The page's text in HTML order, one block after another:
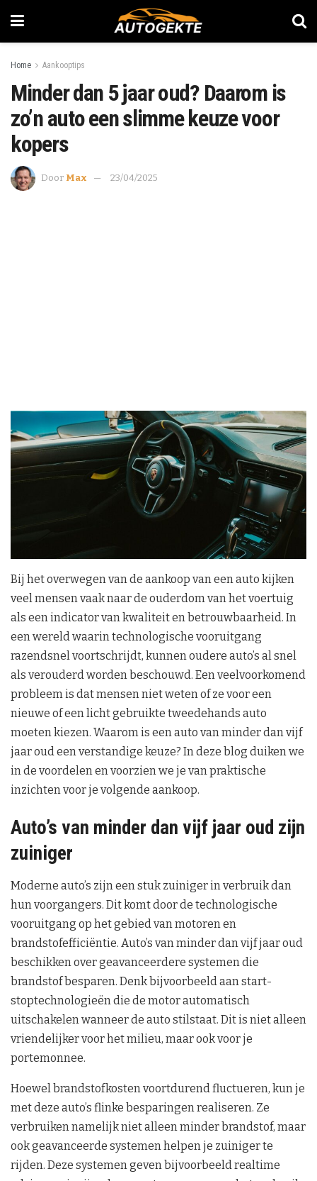
Home Aankooptips
Minder dan 5 jaar oud? Daarom is
zo’n auto een slimme keuze voor
kopers
Door Max 23/04/2025
Bij het overwegen van de aankoop van een auto kijken
veel mensen vaak naar de ouderdom van het voertuig
als een indicator van kwaliteit en betrouwbaarheid. In
een wereld waarin technologische vooruitgang
razendsnel voortschrijdt, kunnen oudere auto’s al snel
als verouderd worden beschouwd. Een veelvoorkomend
probleem is dat mensen niet weten of ze voor een
nieuwe of een licht gebruikte tweedehands auto
moeten kiezen. Waarom is een auto van minder dan vijf
jaar oud een verstandige keuze? In deze blog duiken we
in de voordelen en voorzien we je van praktische
inzichten voor je volgende aankoop.
Auto’s van minder dan vijf jaar oud zijn
zuiniger
Moderne auto’s zijn een stuk zuiniger in verbruik dan
hun voorgangers. Dit komt door de technologische
vooruitgang op het gebied van motoren en
brandstofefficiëntie. Auto’s van minder dan vijf jaar oud
beschikken over geavanceerdere systemen die
brandstof besparen. Denk bijvoorbeeld aan start-
stoptechnologieën die de motor automatisch
uitschakelen wanneer de auto stilstaat. Dit is niet alleen
vriendelijker voor het milieu, maar ook voor je
portemonnee.
Hoewel brandstofkosten voortdurend fluctueren, kun je
met deze auto’s flinke besparingen realiseren. Ze
verbruiken namelijk niet alleen minder brandstof, maar
ook geavanceerde systemen helpen je zuiniger te
rijden. Deze systemen geven bijvoorbeeld realtime